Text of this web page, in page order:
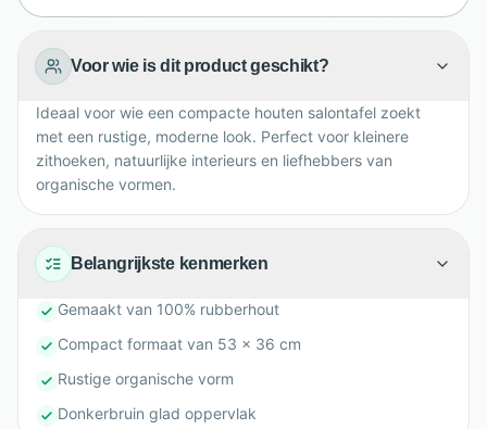
Voor wie is dit product geschikt?
Ideaal voor wie een compacte houten salontafel zoekt
met een rustige, moderne look. Perfect voor kleinere
zithoeken, natuurlijke interieurs en liefhebbers van
organische vormen.
Belangrijkste kenmerken
Gemaakt van 100% rubberhout
Compact formaat van 53 x 36 cm
Rustige organische vorm
Donkerbruin glad oppervlak